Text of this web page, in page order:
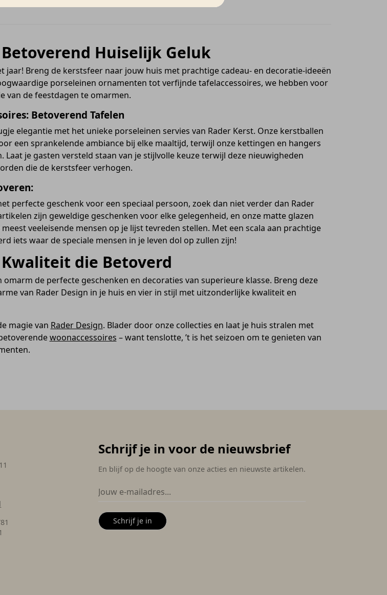
Huiselijk Geluk
jaar! Breng de kerstsfeer naar jouw huis met prachtige cadeau- en decoratie-ideeën
porseleinen ornamenten tot verfijnde tafelaccessoires, we hebben voor
van de feestdagen te omarmen.
Betoverend Tafelen
elegantie met het unieke porseleinen servies van Rader Kerst. Onze kerstballen
een sprankelende ambiance bij elke maaltijd, terwijl onze kettingen en hangers
Laat je gasten versteld staan van je stijlvolle keuze terwijl deze nieuwigheden
die de kerstsfeer verhogen.
perfecte geschenk voor een speciaal persoon, zoek dan niet verder dan Rader
zijn geweldige geschenken voor elke gelegenheid, en onze matte glazen
veeleisende mensen op je lijst tevreden stellen. Met een scala aan prachtige
iets waar de speciale mensen in je leven dol op zullen zijn!
die Betoverd
omarm de perfecte geschenken en decoraties van superieure klasse. Breng deze
van Rader Design in je huis en vier in stijl met uitzonderlijke kwaliteit en
magie van Rader Design. Blader door onze collecties en laat je huis stralen met
woonaccessoires – want tenslotte, ’t is het seizoen om te genieten van
Schrijf je in voor de nieuwsbrief
En blijf op de hoogte van onze acties en nieuwste artikelen.
Schrijf je in